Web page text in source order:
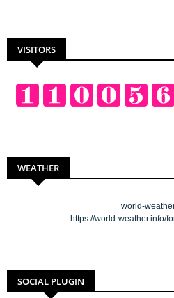
VISITORS
WEATHER
world-
https://world-weather.info/
SOCIAL PLUGIN